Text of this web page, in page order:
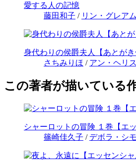
愛する人の記憶
藤田和子 / リン・グレアム
身代わりの侯爵夫人【あとがき
さちみりほ / アン・ヘリス
この著者が描いている
シャーロットの冒険 １巻【エ
篠崎佳久子 / デボラ・シ